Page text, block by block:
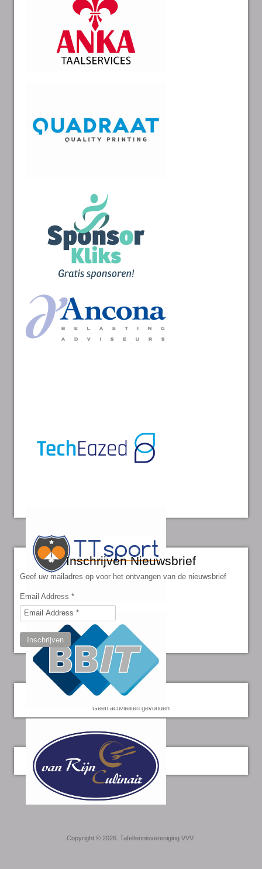
Inschrijven Nieuwsbrief
Geef uw mailadres op voor het ontvangen van de nieuwsbrief
Email Address *
Inschrijven
Kalender
Geen activiteiten gevonden
Twitter
Copyright © 2026. Tafeltennisvereniging VVV.